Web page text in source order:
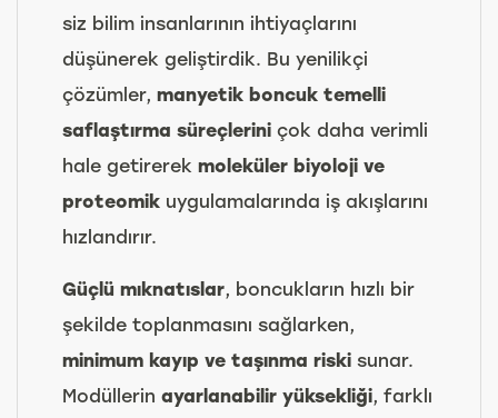
siz bilim insanlarının ihtiyaçlarını
düşünerek geliştirdik. Bu yenilikçi
çözümler, manyetik boncuk temelli
saflaştırma süreçlerini çok daha verimli
hale getirerek moleküler biyoloji ve
proteomik uygulamalarında iş akışlarını
hızlandırır.
Güçlü mıknatıslar, boncukların hızlı bir
şekilde toplanmasını sağlarken,
minimum kayıp ve taşınma riski sunar.
Modüllerin ayarlanabilir yüksekliği, farklı